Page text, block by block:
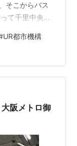
そこからバス
て千里中央駅
階にあるUR千
しているんで
まざまな形をし
トされた住棟
座標蓋はかな
UR都市機構
阪メトロ御